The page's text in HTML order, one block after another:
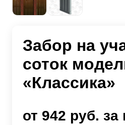
Забор на
соток
«Классика»
от 942 руб. за